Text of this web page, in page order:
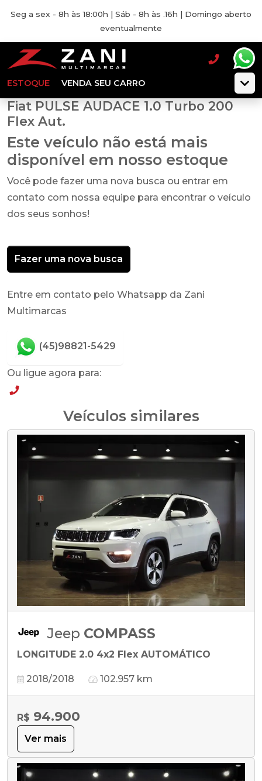
Seg a sex - 8h às 18:00h | Sáb - 8h às .16h | Domingo aberto
eventualmente
ESTOQUE VENDA SEU CARRO
Fiat PULSE AUDACE 1.0 Turbo 200
Flex Aut.
Este veículo não está mais
disponível em nosso estoque
Você pode fazer uma nova busca ou entrar em
contato com nossa equipe para encontrar o veículo
dos seus sonhos!
Fazer uma nova busca
Entre em contato pelo Whatsapp da Zani
Multimarcas
(45)98821-5429
Ou ligue agora para:
Veículos similares
Jeep COMPASS
LONGITUDE 2.0 4x2 Flex AUTOMÁTICO
2018/2018 102.957 km
R$ 94.900
Ver mais